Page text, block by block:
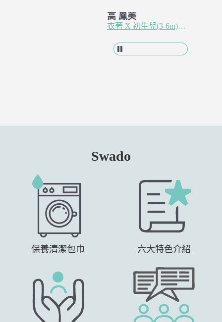
高 鳳美
衣著 X 初生兒(3-6m)紗布蝴蝶衣 - 杏仁米
Swado
保養清潔包巾 六大特色介紹